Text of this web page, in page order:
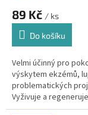
89 Kč / ks
Do košíku
Velmi účinný pro
výskytem ekzémů,
problematických
Vyživuje a
popáleninách 19ml